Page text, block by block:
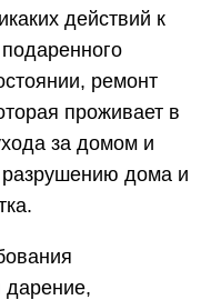
действий к
ремонт
проживает в
за домом и
разрушению дома и
дарение,